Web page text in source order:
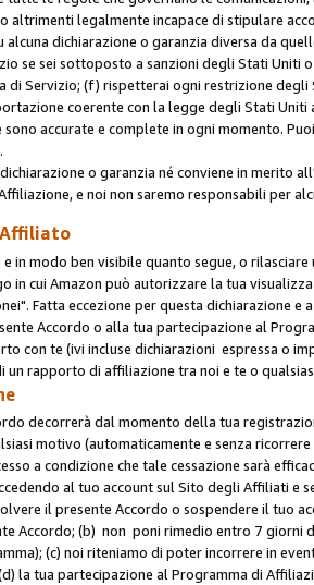
altrimenti legalmente incapace di stipulare
alcuna dichiarazione o garanzia diversa da
se sei sottoposto a sanzioni degli Stati Uniti
di Servizio; (f) rispetterai ogni restrizione
coerente con la legge degli Stati
accurate e complete in ogni momento.
o garanzia né conviene in
e noi non saremo responsabili per
in modo ben visibile quanto segue, o
in cui Amazon può autorizzare la tua
Fatta eccezione per questa dichiarazione
Accordo o alla tua partecipazione al
con te (ivi incluse dichiarazioni espressa o
un rapporto di affiliazione tra noi e te o
decorrerà dal momento della tua
motivo (automaticamente e senza
a condizione che tale cessazione sarà
al tuo account sul Sito degli Affiliati
il presente Accordo o sospendere il tuo
Accordo; (b) non poni rimedio entro 7 giorni
(c) noi riteniamo di poter incorrere in
la tua partecipazione al Programma di